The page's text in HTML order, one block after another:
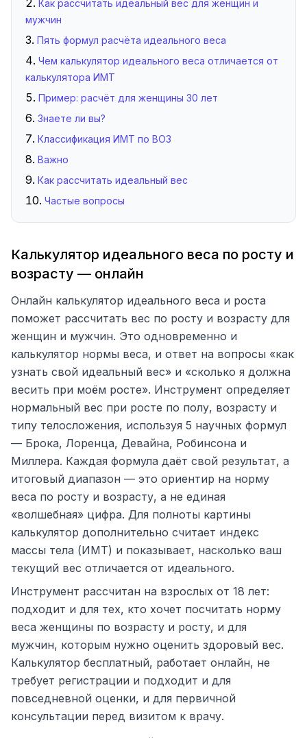
Как рассчитать идеальный вес для женщин и
мужчин
Пять формул расчёта идеального веса
Чем калькулятор идеального веса отличается от
калькулятора ИМТ
Пример: расчёт для женщины 30 лет
Знаете ли вы?
Классификация ИМТ по ВОЗ
Важно
Как рассчитать идеальный вес
Частые вопросы
Калькулятор идеального веса по росту и
возрасту — онлайн
Онлайн калькулятор идеального веса и роста
поможет рассчитать вес по росту и возрасту для
женщин и мужчин. Это одновременно и
калькулятор нормы веса, и ответ на вопросы «как
узнать свой идеальный вес» и «сколько я должна
весить при моём росте». Инструмент определяет
нормальный вес при росте по полу, возрасту и
типу телосложения, используя 5 научных формул
— Брока, Лоренца, Девайна, Робинсона и
Миллера. Каждая формула даёт свой результат, а
итоговый диапазон — это ориентир на норму
веса по росту и возрасту, а не единая
«волшебная» цифра. Для полноты картины
калькулятор дополнительно считает индекс
массы тела (ИМТ) и показывает, насколько ваш
текущий вес отличается от идеального.
Инструмент рассчитан на взрослых от 18 лет:
подходит и для тех, кто хочет посчитать норму
веса женщины по возрасту и росту, и для
мужчин, которым нужно оценить здоровый вес.
Калькулятор бесплатный, работает онлайн, не
требует регистрации и подходит и для
повседневной оценки, и для первичной
консультации перед визитом к врачу.